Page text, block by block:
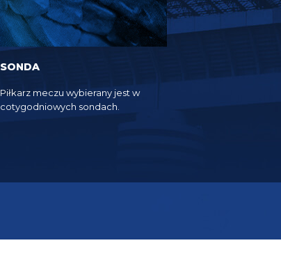
SONDA
Piłkarz meczu wybierany jest w
cotygodniowych sondach.